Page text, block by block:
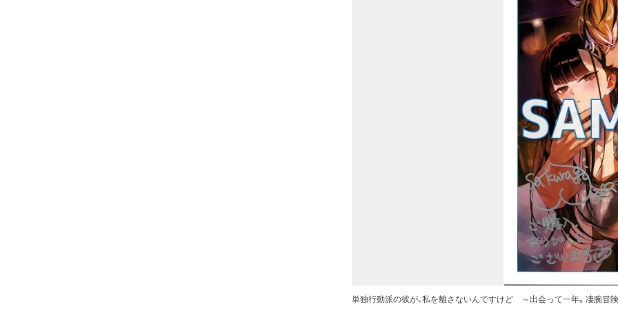
単独行動派の彼が、私を離さないんですけど ～出会って一年。凄腕